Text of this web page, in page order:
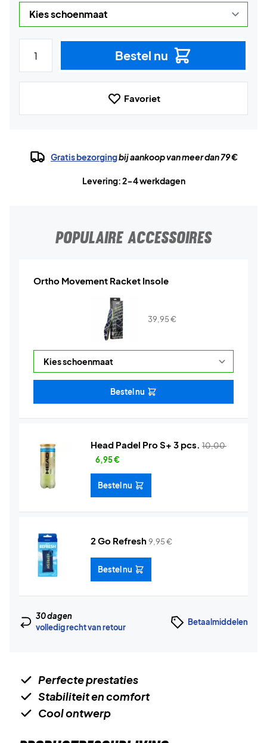
Bestel nu
Favoriet
Gratis bezorgingbij aankoop van meer dan 79 €
Levering: 2-4 werkdagen
POPULAIRE ACCESSOIRES
Ortho Movement Racket Insole
39,95€
Bestel nu
Head Padel Pro S+ 3 pcs. 10,00
6,95€
Bestel nu
2 Go Refresh9,95€
Bestel nu
30 dagen
volledig recht van retour
Betaalmiddelen
Perfecte prestaties
Stabiliteit en comfort
Cool ontwerp